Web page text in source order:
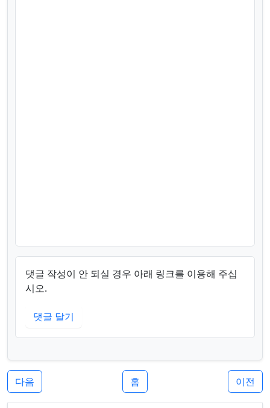
댓글 작성이 안 되실 경우 아래 링크를 이용해 주십
시오.
댓글 달기
다음 홈 이전